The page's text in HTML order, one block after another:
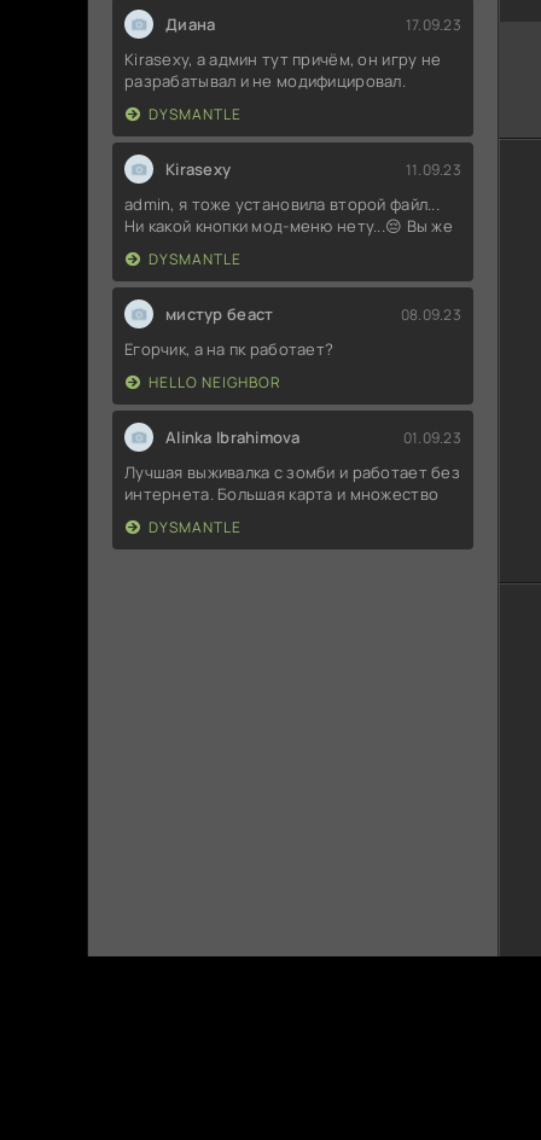
Диана 17.09.23
Kirasexy, а админ тут причём, он игру не
разрабатывал и не модифицировал.
DYSMANTLE
Kirasexy 11.09.23
admin, я тоже установила второй файл...
Ни какой кнопки мод-меню нету...😔 Вы же
DYSMANTLE
мистур беаст 08.09.23
Егорчик, а на пк работает?
HELLO NEIGHBOR
Alinka Ibrahimova 01.09.23
Лучшая выживалка с зомби и работает без
интернета. Большая карта и множество
DYSMANTLE